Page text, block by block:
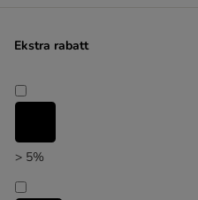
Happy Dog
KONG
Ekstra rabatt
> 5%